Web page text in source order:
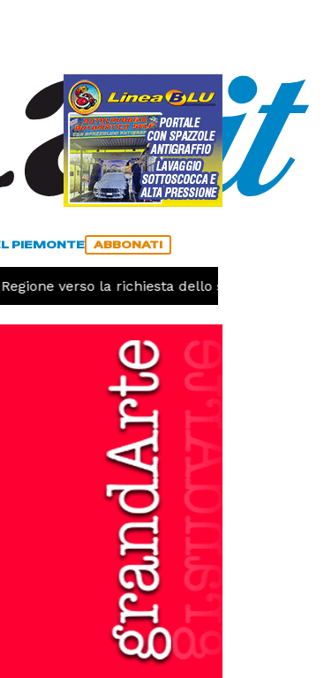
PIEMONTE ABBONATI
la richiesta dello stato di calamità